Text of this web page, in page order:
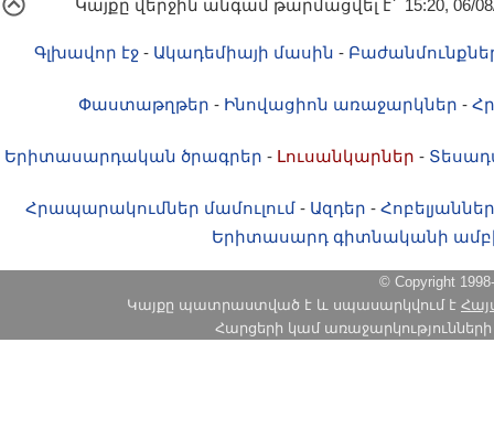
Կայքը վերջին անգամ թարմացվել է՝ 15:20, 06/
Գլխավոր էջ - Ակադեմիայի մասին -
Փաստաթղթեր - Ինովացիոն առաջարկներ -
Երիտասարդական ծրագրեր - Լուսանկարներ -
Հրապարակումներ մամուլում- Ազդեր - Հոբելյաններ
Երիտասարդ գիտնականի
© Copyright
Կայքը պատրաստված է և սպասարկվում է
Հարցերի կամ առաջարկությունների